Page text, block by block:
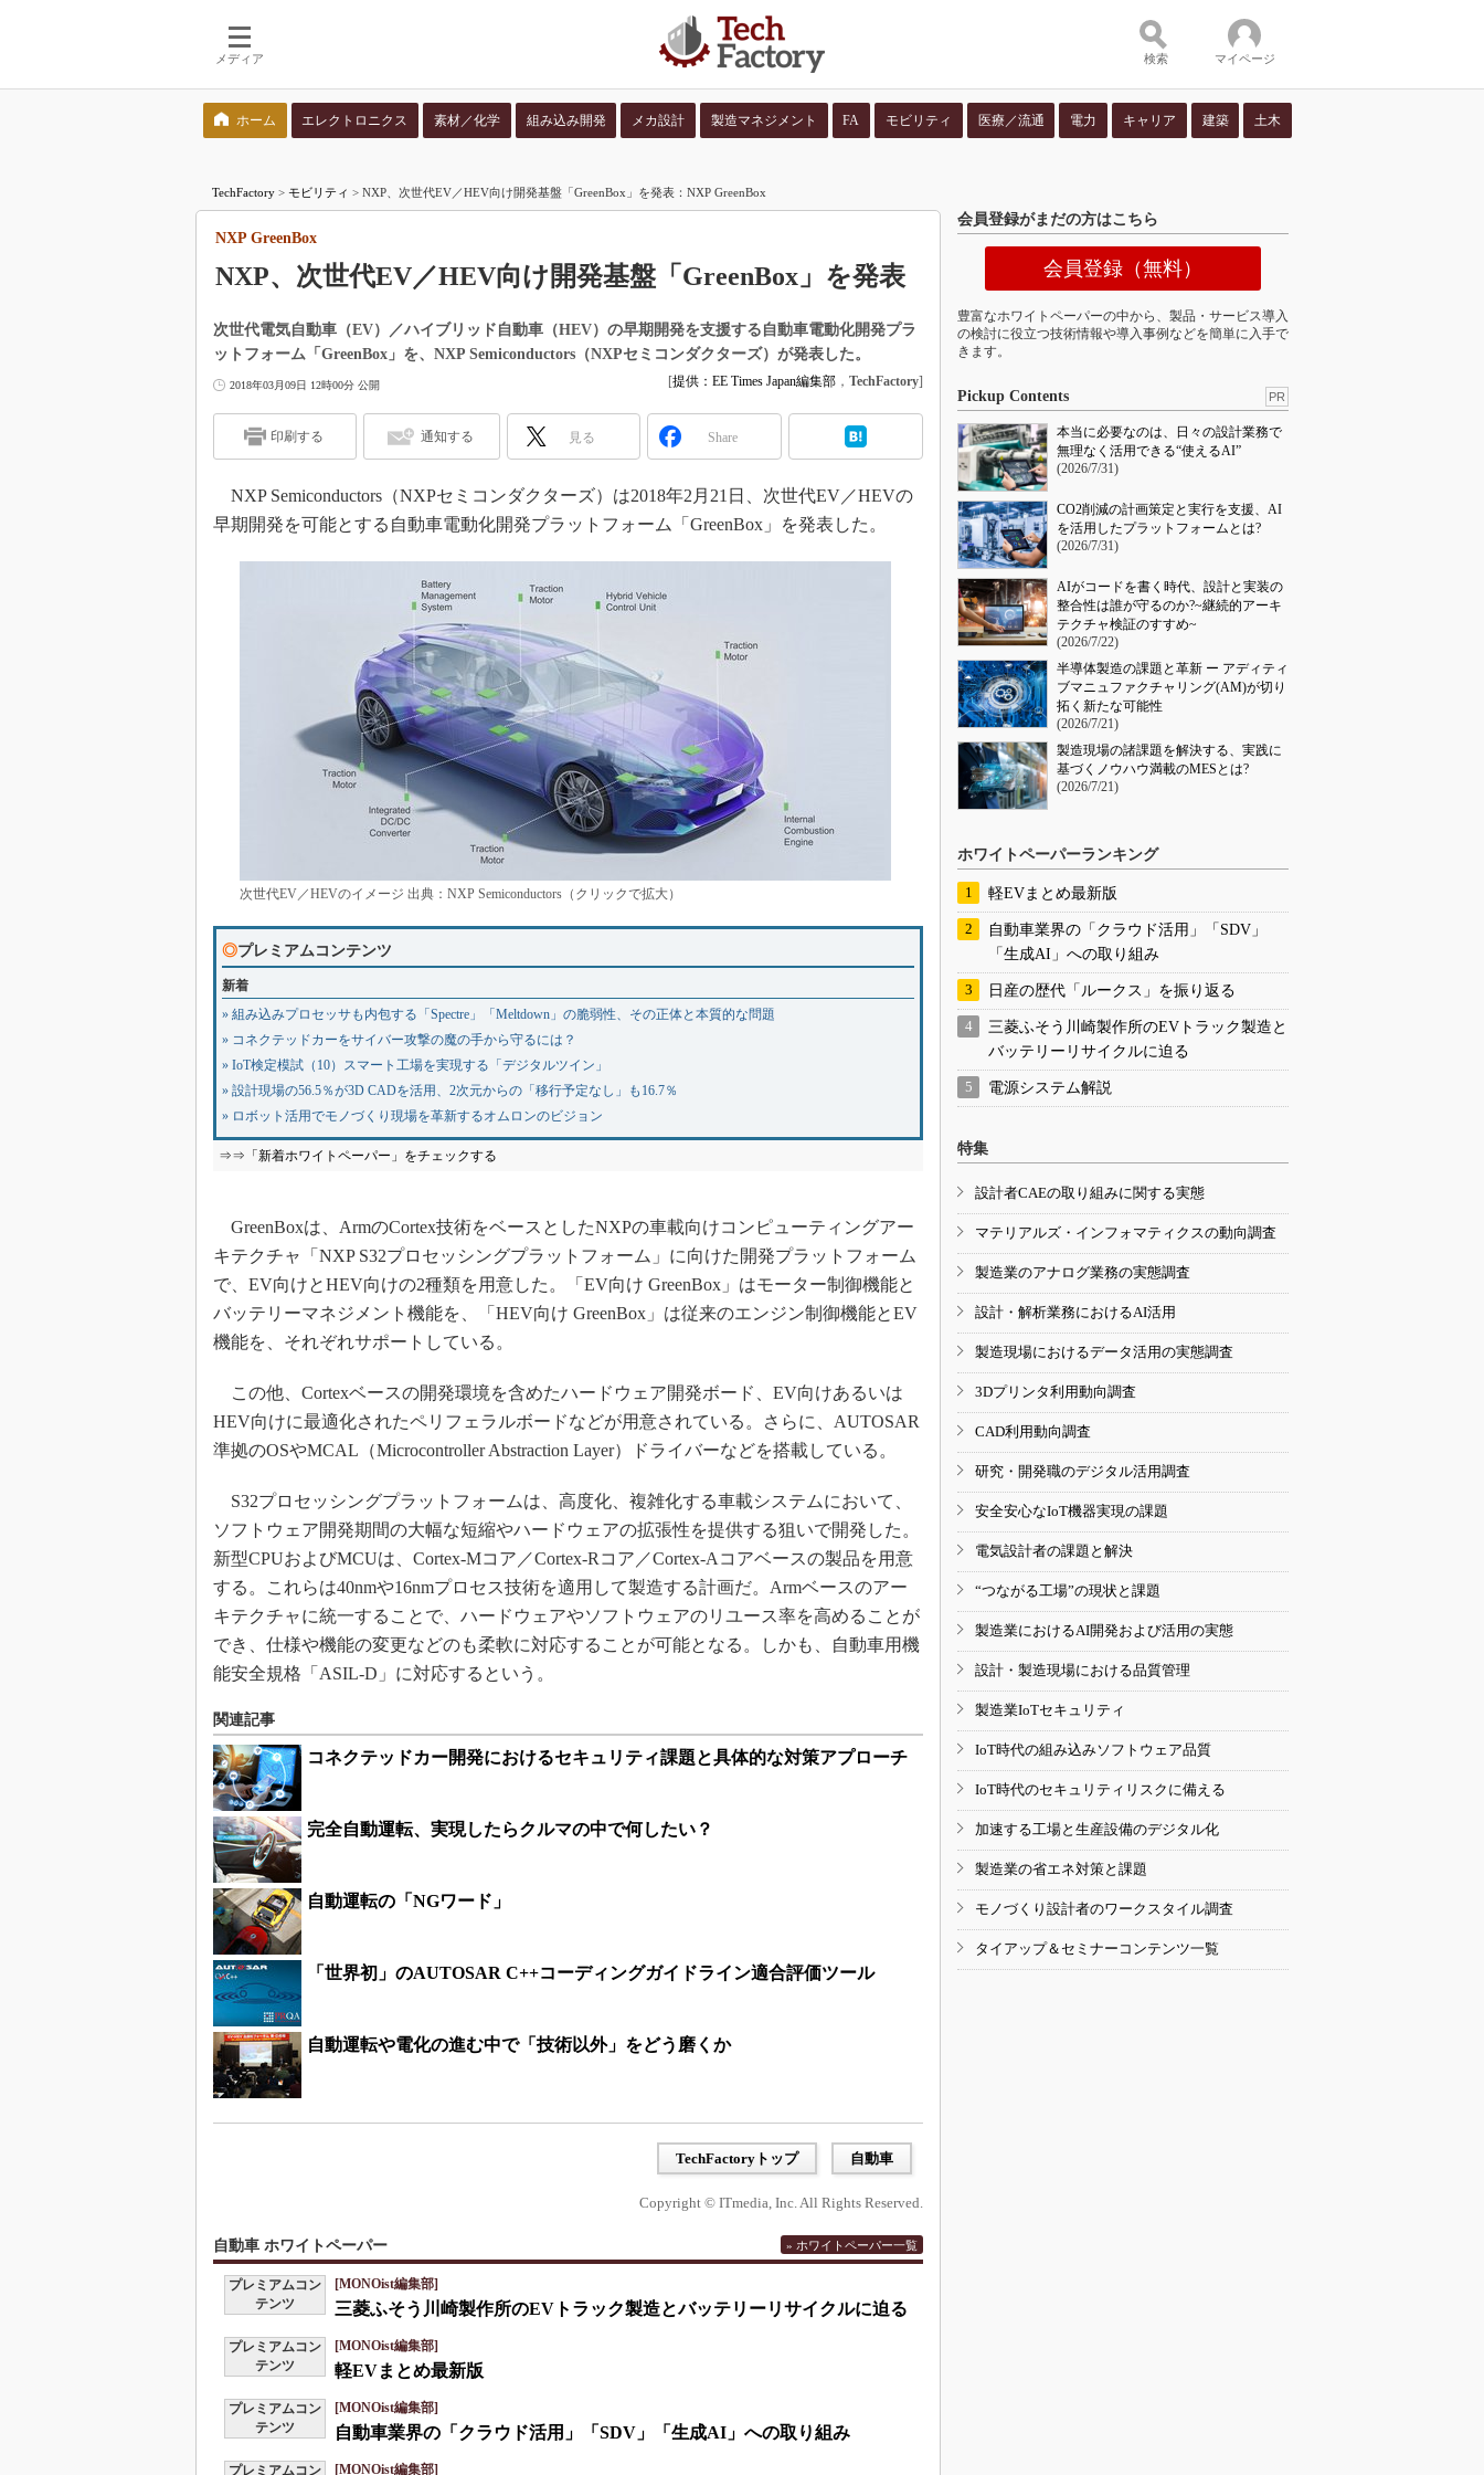
メディア 検索 マイページ
ホーム エレクトロニクス 素材／化学 組み込み開発 メカ設計 製造マネジメント FA モビリティ 医療／流通 電力 キャリア 建築 土木
TechFactory > モビリティ > NXP、次世代EV／HEV向け開発基盤「GreenBox」を発表：NXP GreenBox
NXP、次世代EV／HEV向け開発基盤「GreenBox」を発表
NXP GreenBox
次世代電気自動車（EV）／ハイブリッド自動車（HEV）の早期開発を支援する自動車電動化開発プラ
ットフォーム「GreenBox」を、NXP Semiconductors（NXPセミコンダクターズ）が発表した。
2018年03月09日 12時00分 公開 [提供：EE Times Japan編集部 ， TechFactory]
印刷する 通知する 見る Share
NXP Semiconductors（NXPセミコンダクターズ）は2018年2月21日、次世代EV／HEVの
早期開発を可能とする自動車電動化開発プラットフォーム「GreenBox」を発表した。
次世代EV／HEVのイメージ 出典：NXP Semiconductors（クリックで拡大）
◎プレミアムコンテンツ
新着
» 組み込みプロセッサも内包する「Spectre」「Meltdown」の脆弱性、その正体と本質的な問題
» コネクテッドカーをサイバー攻撃の魔の手から守るには？
» IoT検定模試（10）スマート工場を実現する「デジタルツイン」
» 設計現場の56.5％が3D CADを活用、2次元からの「移行予定なし」も16.7％
» ロボット活用でモノづくり現場を革新するオムロンのビジョン
⇒⇒「新着ホワイトペーパー」をチェックする
GreenBoxは、ArmのCortex技術をベースとしたNXPの車載向けコンピューティングアー
キテクチャ「NXP S32プロセッシングプラットフォーム」に向けた開発プラットフォーム
で、EV向けとHEV向けの2種類を用意した。「EV向け GreenBox」はモーター制御機能と
バッテリーマネジメント機能を、「HEV向け GreenBox」は従来のエンジン制御機能とEV
機能を、それぞれサポートしている。
この他、Cortexベースの開発環境を含めたハードウェア開発ボード、EV向けあるいは
HEV向けに最適化されたペリフェラルボードなどが用意されている。さらに、AUTOSAR
準拠のOSやMCAL（Microcontroller Abstraction Layer）ドライバーなどを搭載している。
S32プロセッシングプラットフォームは、高度化、複雑化する車載システムにおいて、
ソフトウェア開発期間の大幅な短縮やハードウェアの拡張性を提供する狙いで開発した。
新型CPUおよびMCUは、Cortex-Mコア／Cortex-Rコア／Cortex-Aコアベースの製品を用意
する。これらは40nmや16nmプロセス技術を適用して製造する計画だ。Armベースのアー
キテクチャに統一することで、ハードウェアやソフトウェアのリユース率を高めることが
でき、仕様や機能の変更などのも柔軟に対応することが可能となる。しかも、自動車用機
能安全規格「ASIL-D」に対応するという。
関連記事
コネクテッドカー開発におけるセキュリティ課題と具体的な対策アプローチ
完全自動運転、実現したらクルマの中で何したい？
自動運転の「NGワード」
「世界初」のAUTOSAR C++コーディングガイドライン適合評価ツール
自動運転や電化の進む中で「技術以外」をどう磨くか
TechFactoryトップ 自動車
Copyright © ITmedia, Inc. All Rights Reserved.
自動車 ホワイトペーパー » ホワイトペーパー一覧
プレミアムコン
テンツ
[MONOist編集部]
三菱ふそう川崎製作所のEVトラック製造とバッテリーリサイクルに迫る
プレミアムコン
テンツ
[MONOist編集部]
軽EVまとめ最新版
プレミアムコン
テンツ
[MONOist編集部]
自動車業界の「クラウド活用」「SDV」「生成AI」への取り組み
プレミアムコン [MONOist編集部]
会員登録がまだの方はこちら
会員登録（無料）
豊富なホワイトペーパーの中から、製品・サービス導入
の検討に役立つ技術情報や導入事例などを簡単に入手で
きます。
Pickup Contents PR
本当に必要なのは、日々の設計業務で
無理なく活用できる“使えるAI”
(2026/7/31)
CO2削減の計画策定と実行を支援、AI
を活用したプラットフォームとは?
(2026/7/31)
AIがコードを書く時代、設計と実装の
整合性は誰が守るのか?~継続的アーキ
テクチャ検証のすすめ~
(2026/7/22)
半導体製造の課題と革新 ー アディティ
ブマニュファクチャリング(AM)が切り
拓く新たな可能性
(2026/7/21)
製造現場の諸課題を解決する、実践に
基づくノウハウ満載のMESとは?
(2026/7/21)
ホワイトペーパーランキング
軽EVまとめ最新版
自動車業界の「クラウド活用」「SDV」
「生成AI」への取り組み
日産の歴代「ルークス」を振り返る
三菱ふそう川崎製作所のEVトラック製造と
バッテリーリサイクルに迫る
電源システム解説
特集
設計者CAEの取り組みに関する実態
マテリアルズ・インフォマティクスの動向調査
製造業のアナログ業務の実態調査
設計・解析業務におけるAI活用
製造現場におけるデータ活用の実態調査
3Dプリンタ利用動向調査
CAD利用動向調査
研究・開発職のデジタル活用調査
安全安心なIoT機器実現の課題
電気設計者の課題と解決
“つながる工場”の現状と課題
製造業におけるAI開発および活用の実態
設計・製造現場における品質管理
製造業IoTセキュリティ
IoT時代の組み込みソフトウェア品質
IoT時代のセキュリティリスクに備える
加速する工場と生産設備のデジタル化
製造業の省エネ対策と課題
モノづくり設計者のワークスタイル調査
タイアップ＆セミナーコンテンツ一覧